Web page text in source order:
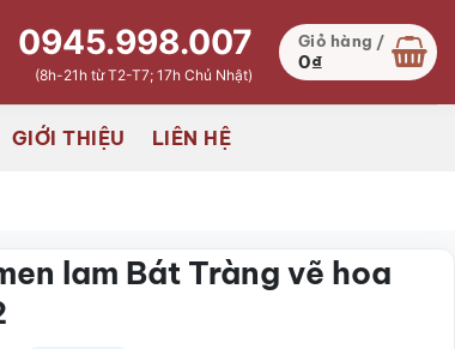
0945.998.007
(8h-21h từ T2-T7; 17h Chủ Nhật)
Giỏ hàng /
0₫
GIỚI THIỆU LIÊN HỆ
lam Bát Tràng vẽ hoa